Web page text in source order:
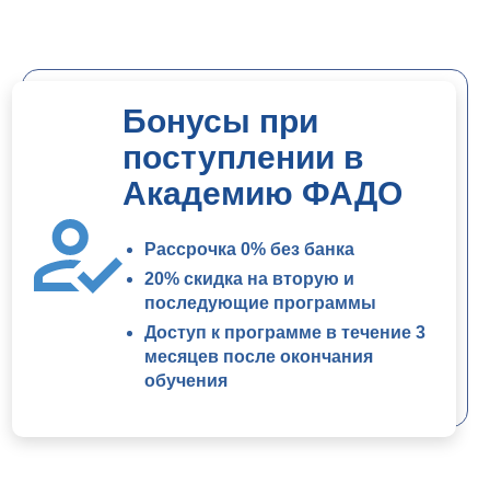
Бонусы при
поступлении в
Академию ФАДО
Рассрочка 0% без банка
20% скидка на вторую и
последующие программы
Доступ к программе в течение 3
месяцев после окончания
обучения